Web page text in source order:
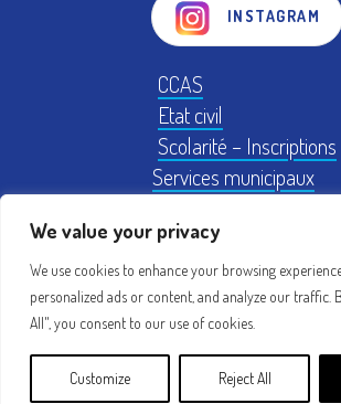
We value your privacy
We use cookies to enhance your browsing
personalized ads or content, and analyze our traffic.
All", you consent to our use of cookies.
Customize Reject All
INSTAGRAM
CCAS
Etat civil
Scolarité – Inscriptions
Services municipaux
Plan Local d'Urbanisme
Mentions légales
Création : acti